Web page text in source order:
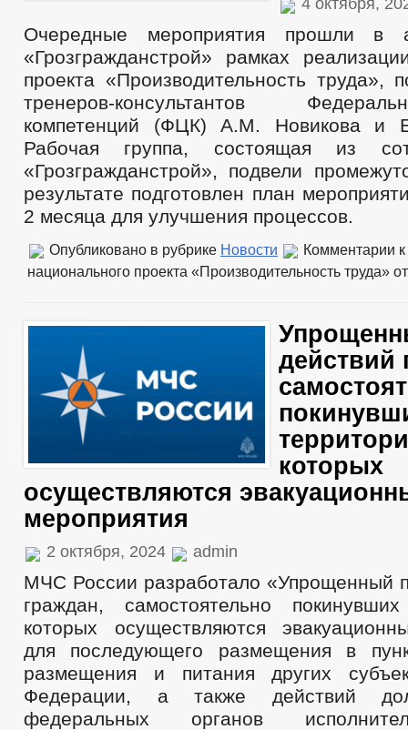
4 октября,
Очередные мероприятия прошли в
«Грозгражданстрой» рамках
проекта «Производительность труда»,
тренеров-консультантов
компетенций (ФЦК) А.М. Новикова и
Рабочая группа, состоящая из
«Грозгражданстрой», подвели
результате подготовлен план
2 месяца для улучшения процессов.
Опубликовано в рубрике Новости Комментарии
национального проекта «Производительность труда»
действий
которых
осуществляются
мероприятия
2 октября, 2024 admin
МЧС России разработало «Упрощенный
граждан, самостоятельно
которых осуществляются
для последующего размещения в
размещения и питания других
Федерации, а также действий
федеральных органов